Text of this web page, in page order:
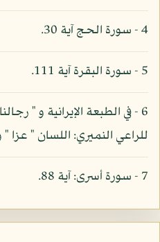
4 - سورة الحج آية 30.
5 - سورة البقرة آية 111.
6 - في الطبعة الإيرانية و "
للراعي النميري: اللسان " عزا "
7 - سورة أسرى: آية 88.